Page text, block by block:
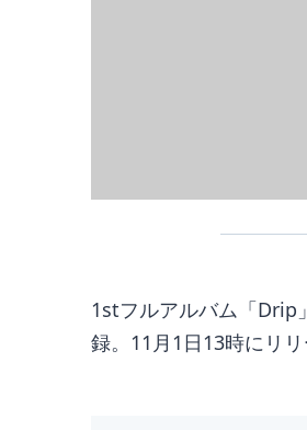
1stフルアルバム「Drip
録。11月1日13時にリリ